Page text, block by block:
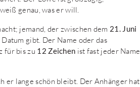
genau, was er will.
jemand, der zwischen dem 21. Juni
gibt. Der Name oder das
für bis zu 12 Zeichen ist fast jeder Name
er lange schön bleibt. Der Anhänger hat